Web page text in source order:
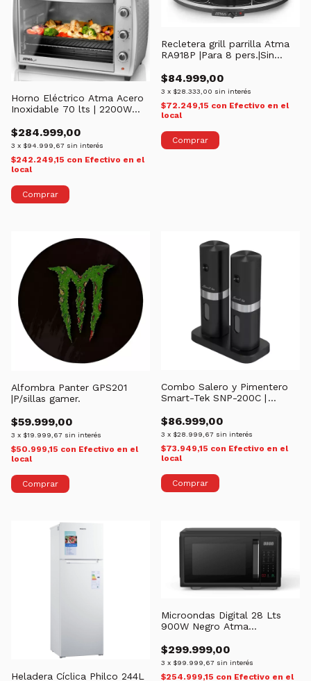
Horno Eléctrico Atma Acero
Inoxidable 70 lts | 2200W
$284.999,00
3 x $94.999,67 sin interés
$242.249,15 con Efectivo en el
local
Recletera grill parrilla Atma
RA918P |Para 8 pers.|Sin
$84.999,00
3 x $28.333,00 sin interés
$72.249,15 con Efectivo en el
local
Alfombra Panter GPS201
|P/sillas gamer.
$59.999,00
3 x $19.999,67 sin interés
$50.999,15 con Efectivo en el
local
Combo Salero y Pimentero
Smart-Tek SNP-200C |
Recargable USB
$86.999,00
3 x $28.999,67 sin interés
$73.949,15 con Efectivo en el
local
Heladera Cíclica Philco 244L
Microondas Digital 28 Lts
900W Negro Atma
$299.999,00
3 x $99.999,67 sin interés
$254.999,15 con Efectivo en el